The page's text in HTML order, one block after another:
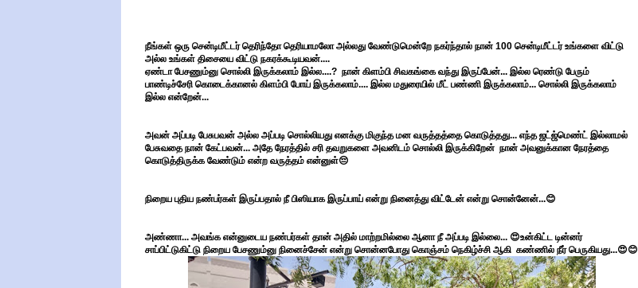
நீங்கள் ஒரு சென்டிமீட்டர் தெரிந்தோ தெரியாமலோ அல்லது வேண்டுமென்றே நகர்ந்தால் நான் 100 சென்டிமீட்டர் உங்களை விட்டு
அல்ல உங்கள் திசையை விட்டு நகரக்கூடியவன்....
ஏண்டா பேசணும்னு சொல்லி இருக்கலாம் இல்ல....? நான் கிளம்பி சிவகங்கை வந்து இருப்பேன்... இல்ல ரெண்டு பேரும்
பாண்டிச்சேரி கொடைக்கானல் கிளம்பி போய் இருக்கலாம்.... இல்ல மதுரையில் மீட் பண்ணி இருக்கலாம்... சொல்லி இருக்கலாம்
இல்ல என்றேன்...
அவன் அப்படி பேசுபவன் அல்ல அப்படி சொல்லியது எனக்கு மிகுந்த மன வருத்தத்தை கொடுத்தது... எந்த ஜட்ஜ்மெண்ட் இல்லாமல்
பேசுவதை நான் கேட்பவன்... அதே நேரத்தில் சரி தவறுகளை அவனிடம் சொல்லி இருக்கிறேன் நான் அவனுக்கான நேரத்தை
கொடுத்திருக்க வேண்டும் என்ற வருத்தம் என்னுள்😔
நிறைய புதிய நண்பர்கள் இருப்பதால் நீ பிஸியாக இருப்பாய் என்று நினைத்து விட்டேன் என்று சொன்னேன்...😊
அண்ணா... அவங்க என்னுடைய நண்பர்கள் தான் அதில் மாற்றமில்லை ஆனா நீ அப்படி இல்லை... 😍உன்கிட்ட டின்னர்
சாப்பிட்டுகிட்டு நிறைய பேசணும்னு நினைச்சேன் என்று சொன்னபோது கொஞ்சம் நெகிழ்ச்சி ஆகி கண்ணில் நீர் பெருகியது...😍😊